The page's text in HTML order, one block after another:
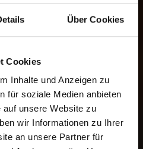
Über Cookies
Cookies
Inhalte und Anzeigen zu
für soziale Medien anbieten
unsere Website zu
wir Informationen zu Ihrer
an unsere Partner für
Ihre